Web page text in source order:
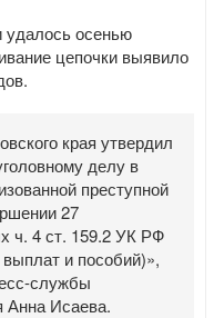
удалось осенью
цепочки выявило
края утвердил
делу в
преступной
27
ч. 4 ст. 159.2 УК РФ
и пособий)»,
службы
Анна Исаева.